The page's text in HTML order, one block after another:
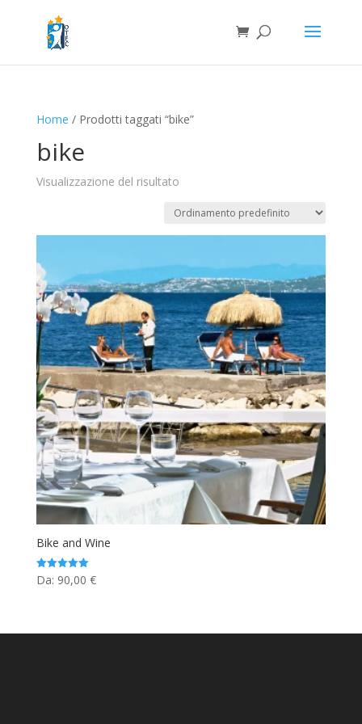
Home / Prodotti taggati “bike”
bike
Visualizzazione del risultato
Bike and Wine
Valutato
5.00
Da: 90,00 €